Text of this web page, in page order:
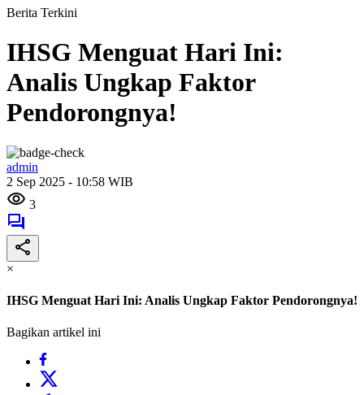
Berita Terkini
IHSG Menguat Hari Ini:
Analis Ungkap Faktor
Pendorongnya!
admin
2 Sep 2025 - 10:58 WIB
3
×
IHSG Menguat Hari Ini: Analis Ungkap Faktor Pendorongnya!
Bagikan artikel ini